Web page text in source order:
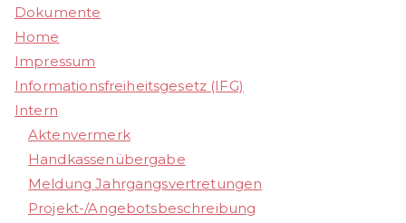
Dokumente
Home
Impressum
Informationsfreiheitsgesetz (IFG)
Intern
Aktenvermerk
Handkassenübergabe
Meldung Jahrgangsvertretungen
Projekt-/Angebotsbeschreibung